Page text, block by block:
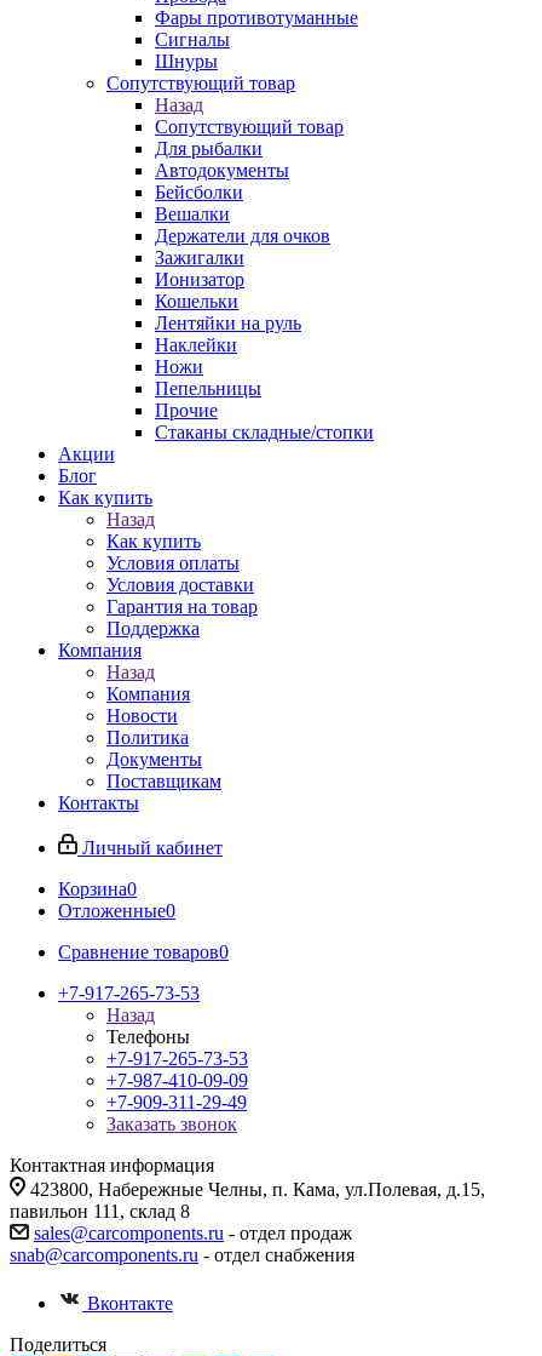
Фары противотуманные
Сигналы
Шнуры
Сопутствующий товар
Назад
Сопутствующий товар
Для рыбалки
Автодокументы
Бейсболки
Вешалки
Держатели для очков
Зажигалки
Ионизатор
Кошельки
Лентяйки на руль
Наклейки
Ножи
Пепельницы
Прочие
Стаканы складные/стопки
Акции
Блог
Как купить
Назад
Как купить
Условия оплаты
Условия доставки
Гарантия на товар
Поддержка
Компания
Назад
Компания
Новости
Политика
Документы
Поставщикам
Контакты
Личный кабинет
Корзина0
Отложенные0
Сравнение товаров0
+7-917-265-73-53
Назад
Телефоны
+7-917-265-73-53
+7-987-410-09-09
+7-909-311-29-49
Заказать звонок
Контактная информация
423800, Набережные Челны, п. Кама, ул.Полевая, д.15,
павильон 111, склад 8
sales@carcomponents.ru - отдел продаж
snab@carcomponents.ru - отдел снабжения
Вконтакте
Поделиться